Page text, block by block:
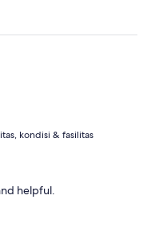
kondisi & fasilitas
helpful.